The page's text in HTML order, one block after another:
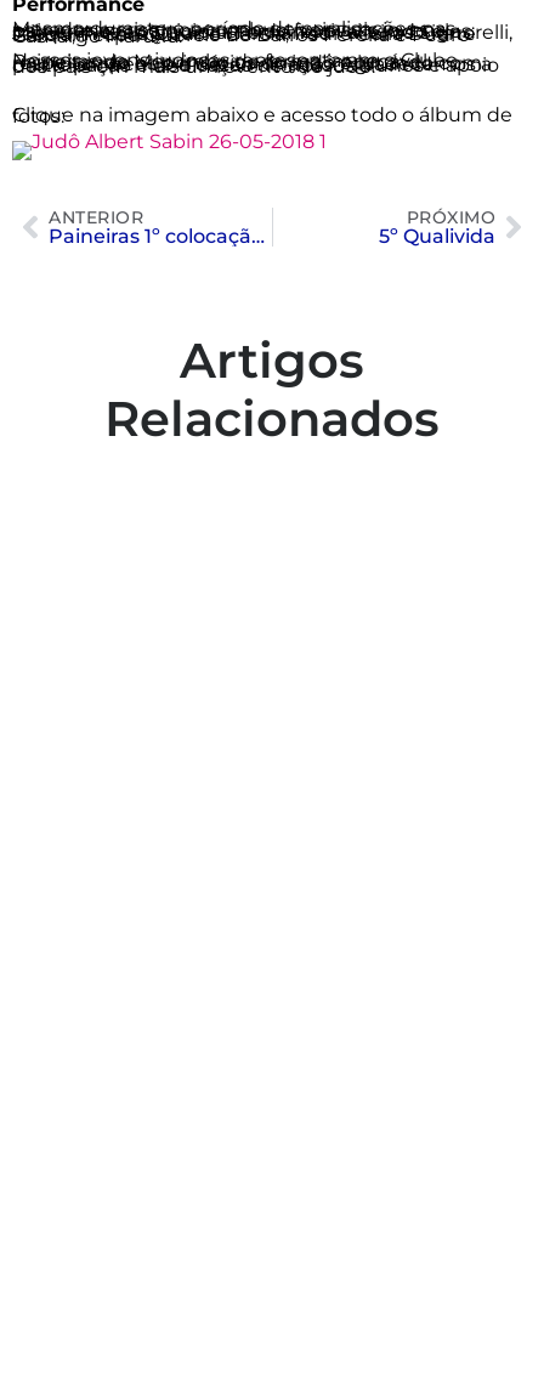
Mesmo durante o período de paralisações nas estradas e crise nos combustíveis seis jovens painerenses participaram do festival sendo eles: Miguel Neves Siqueira, Fernando Falleiros Signorelli, Joaquim Colla Duarte Garcia, Pedro Colla Duarte Garcia, Felipe Quercio de Barros Pereira e Pedro Camargo Maruxo.
Nossos jovens judocas representaram o Clube Paineiras do Morumby de forma impecável, respeitando os princípios do judô e lutando com muito empenho e determinação. Agradecemos a participação e dedicação de nossos alunos e apoio dos pais em mais um evento do judô.
Clique na imagem abaixo e acesso todo o álbum de fotos:
ANTERIOR
Paineiras 1º colocação geral na 2ª Etapa do Circuito Mirim de Natação
PRÓXIMO
5º Qualivida
Artigos
Relacionados